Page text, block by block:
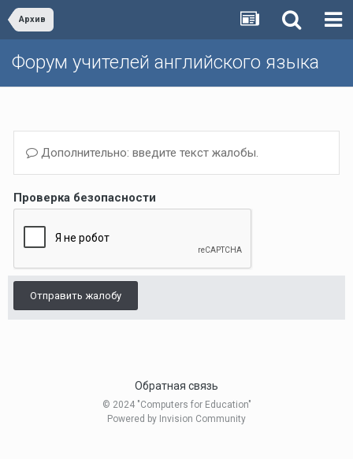
Архив
Форум учителей английского языка
Дополнительно: введите текст жалобы.
Проверка безопасности
Отправить жалобу
Обратная связь
© 2024 "Computers for Education"
Powered by Invision Community